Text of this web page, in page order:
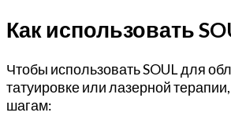
Как использовать
Чтобы использовать SOUL для
татуировке или лазерной
шагам: